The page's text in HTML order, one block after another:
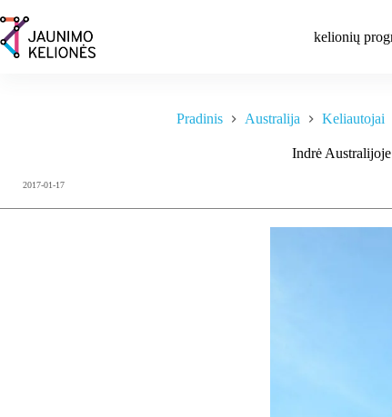
to
content
kelionių
Pradinis Australija Keliautojai
Indrė Australijoje
2017-01-17